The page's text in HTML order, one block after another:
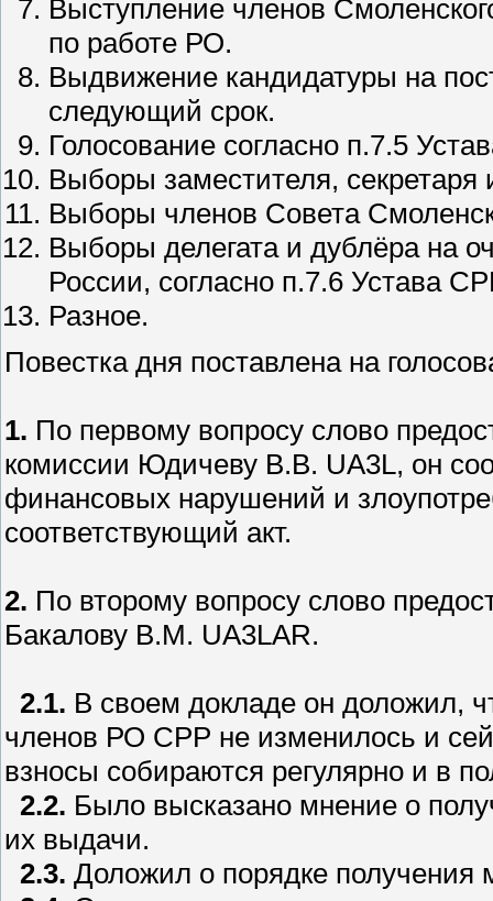
Выступление членов
по работе РО.
Выдвижение кандидатуры на
следующий срок.
Голосование согласно п.7.5
Выборы заместителя,
Выборы членов Совета
Выборы делегата и дублёра на
России, согласно п.7.6 Устава
Разное.
Повестка дня поставлена на
1. По первому вопросу слово
комиссии Юдичеву В.В. UA3L, он
финансовых нарушений и
соответствующий акт.
2. По второму вопросу слово
Бакалову В.М. UA3LAR.
2.1. В своем докладе он доложил,
членов РО СРР не изменилось и
взносы собираются регулярно и в
2.2. Было высказано мнение о
их выдачи.
2.3. Доложил о порядке